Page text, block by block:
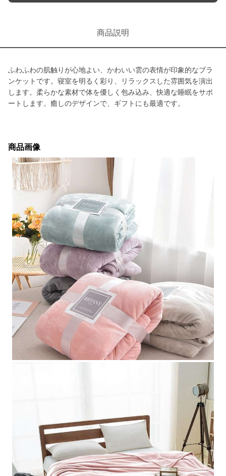
商品説明
ふわふわの肌触りが心地よい、かわいい雲の表情が印象的なブラ
ンケットです。寝室を明るく彩り、リラックスした雰囲気を演出
します。柔らかな素材で体を優しく包み込み、快適な睡眠をサポ
ートします。癒しのデザインで、ギフトにも最適です。
商品画像